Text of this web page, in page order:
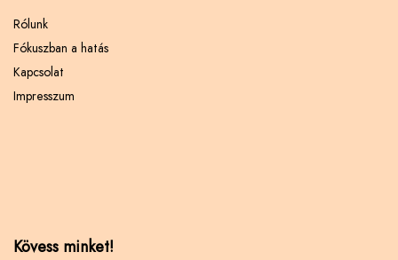
Rólunk
Fókuszban a hatás
Kapcsolat
Impresszum
Kövess minket!